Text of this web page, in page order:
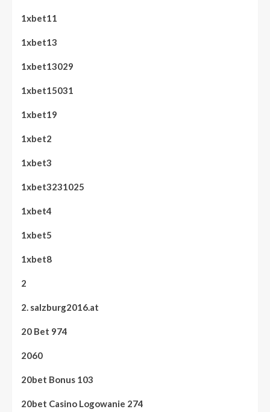
1xbet11
1xbet13
1xbet13029
1xbet15031
1xbet19
1xbet2
1xbet3
1xbet3231025
1xbet4
1xbet5
1xbet8
2
2. salzburg2016.at
20 Bet 974
2060
20bet Bonus 103
20bet Casino Logowanie 274